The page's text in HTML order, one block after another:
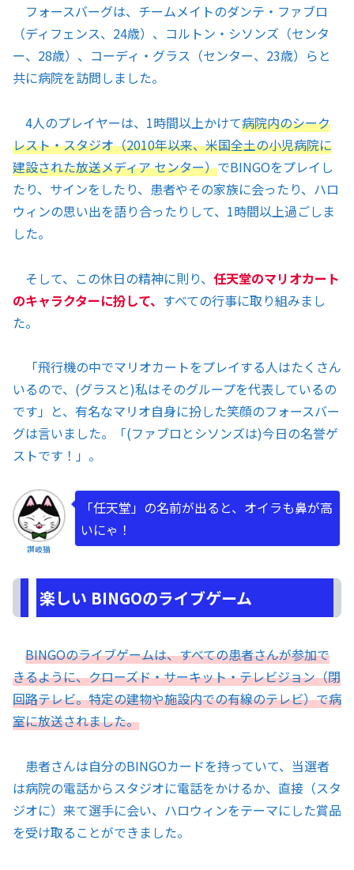
フォースバーグは、チームメイトのダンテ・ファブロ
（ディフェンス、24歳）、コルトン・シソンズ（センタ
ー、28歳）、コーディ・グラス（センター、23歳）らと
共に病院を訪問しました。
4人のプレイヤーは、1時間以上かけて病院内のシーク
レスト・スタジオ（2010年以来、米国全土の小児病院に
建設された放送メディア センター）でBINGOをプレイし
たり、サインをしたり、患者やその家族に会ったり、ハロ
ウィンの思い出を語り合ったりして、1時間以上過ごしま
した。
そして、この休日の精神に則り、 任天堂のマリオカート
のキャラクターに扮して、 すべての行事に取り組みまし
た。
「飛行機の中でマリオカートをプレイする人はたくさん
いるので、(グラスと)私はそのグループを代表しているの
です」と、有名なマリオ自身に扮した笑顔のフォースバー
グは言いました。「(ファブロとシソンズは)今日の名誉ゲ
ストです！」。
讃岐猫
「任天堂」の名前が出ると、オイラも鼻が高
いにゃ！
楽しい BINGOのライブゲーム
BINGOのライブゲームは、すべての患者さんが参加で
きるように、クローズド・サーキット・テレビジョン（閉
回路テレビ。特定の建物や施設内での有線のテレビ）で病
室に放送されました。
患者さんは自分のBINGOカードを持っていて、当選者
は病院の電話からスタジオに電話をかけるか、直接（スタ
ジオに）来て選手に会い、ハロウィンをテーマにした賞品
を受け取ることができました。